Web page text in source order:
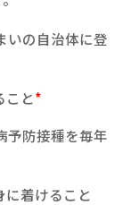
いの自治体に登
こと*
予防接種を毎年
着けること